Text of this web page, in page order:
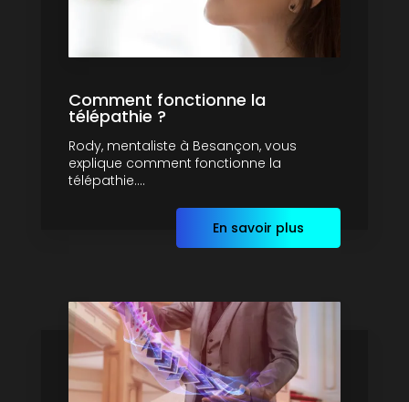
Comment fonctionne la
télépathie ?
Rody, mentaliste à Besançon, vous
explique comment fonctionne la
télépathie....
En savoir plus